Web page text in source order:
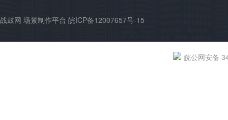
战鼓网 场景制作平台 皖ICP备12007657号-15
皖公网安备